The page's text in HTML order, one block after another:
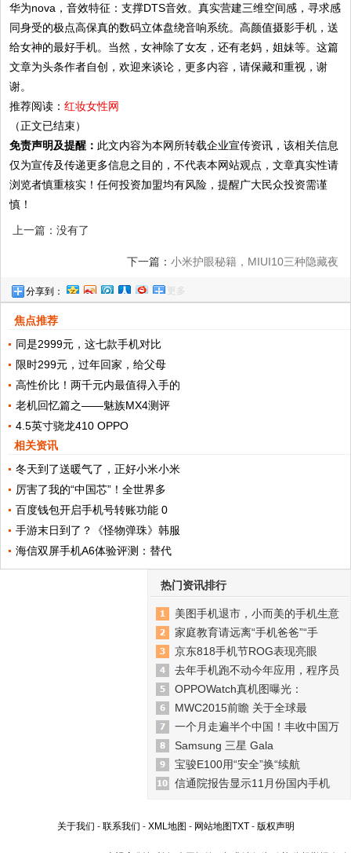
华为nova，音效特征：支撑DTS音效。真实营建三维空间感，寻求感
同身受的极点高保真的数码立体盘绕音响系统。高颜值摄影手机，送
给女神的最好手机。当然，女神除了女友，还有老妈，姐妹等。这篇
文章为头条作者自创，欢迎来谈论，更多内容，请保藏和重视，谢
谢。
推荐阅读：红妆女性网
（正文已结束）
免责声明及提醒： 此文内容为本网所转载企业宣传资讯，该相关信息
仅为宣传及传递更多信息之目的，不代表本网站观点，文章真实性请
浏览者慎重核实！任何投资加盟均有风险，提醒广大民众投资需谨
慎！
上一篇：没有了
下一篇： 小米护眼秘籍，MIUI10三种隐藏夜
分享到： 更多
焦点推荐
同是2999元，这七款手机对比
限时299元，过年回家，给父母
高性价比！两千元内最值得入手的
老机回忆篇之——魅族MX4测评
4.5英寸骁龙410 OPPO
相关资讯
冬天到了送暖气了，正好小米小米
厉害了我的“中国芯”！全世界多
百度钱包开启手机号转账功能 0
手游末日到了？《怪物弹珠》韩服
海信双屏手机A6体验评测：替代
热门资讯排行
美图手机退市，小而美的手机生意
家庭教育请远离“手机爸爸”“手
京东818手机节ROG表现亮眼
去年手机跑不动今年应用，程序员
OPPOWatch真机图曝光：
MWC2015前瞻 关于全球最
一个月走遍半个中国！丰收中国万
Samsung 三星 Gala
宝骏E100用“安全”换“续航
信通院报告显示11月份国内手机
关于我们 - 联系我们 - XML地图 - 网站地图TXT- 版权声明